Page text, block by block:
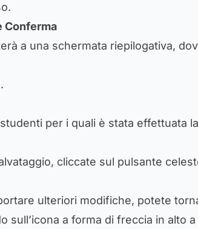
Conferma
a una schermata riepilogativa,
per i quali è stata effettuata
cliccate sul pulsante
ulteriori modifiche, potete
sull’icona a forma di freccia in alto